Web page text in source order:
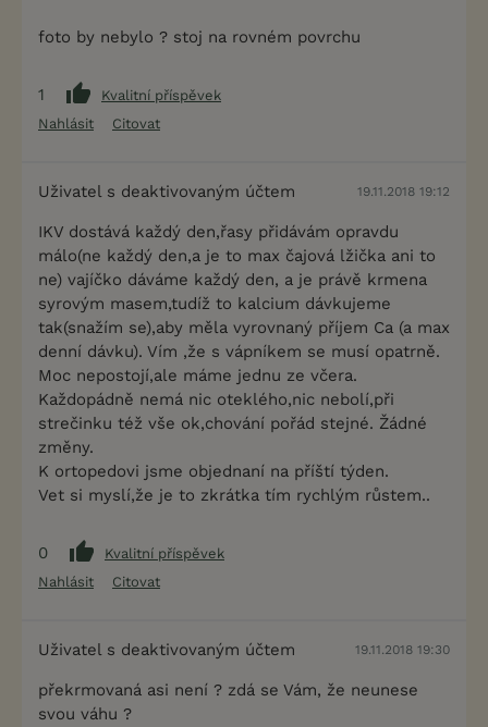
foto by nebylo ? stoj na rovném povrchu
1
Kvalitní příspěvek
Nahlásit
Citovat
Uživatel s deaktivovaným účtem 19.11.2018 19:12
IKV dostává každý den,řasy přidávám opravdu
málo(ne každý den,a je to max čajová lžička ani to
ne) vajíčko dáváme každý den, a je právě krmena
syrovým masem,tudíž to kalcium dávkujeme
tak(snažím se),aby měla vyrovnaný příjem Ca (a max
denní dávku). Vím ,že s vápníkem se musí opatrně.
Moc nepostojí,ale máme jednu ze včera.
Každopádně nemá nic oteklého,nic nebolí,při
strečinku též vše ok,chování pořád stejné. Žádné
změny.
K ortopedovi jsme objednaní na příští týden.
Vet si myslí,že je to zkrátka tím rychlým růstem..
0
Kvalitní příspěvek
Nahlásit
Citovat
Uživatel s deaktivovaným účtem 19.11.2018 19:30
překrmovaná asi není ? zdá se Vám, že neunese
svou váhu ?